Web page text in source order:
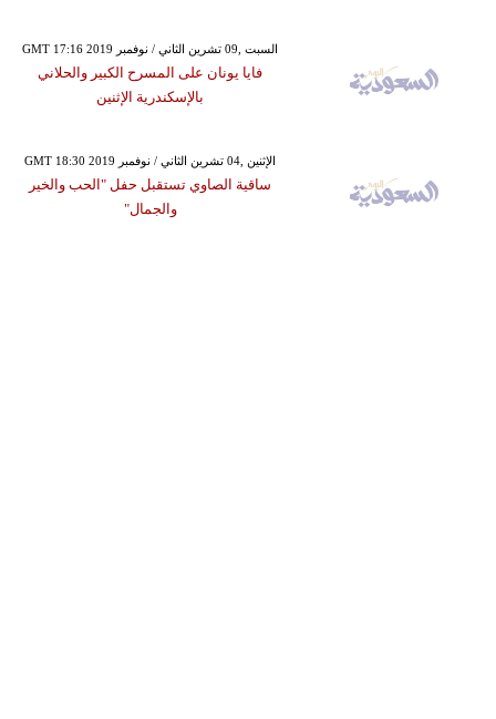
GMT 17:16 2019 السبت ,09 تشرين الثاني / نوفمبر
فايا يونان على المسرح الكبير والحلاني
بالإسكندرية الإثنين
GMT 18:30 2019 الإثنين ,04 تشرين الثاني / نوفمبر
ساقية الصاوي تستقبل حفل "الحب والخير
والجمال"